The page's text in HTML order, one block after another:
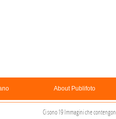
About Publifoto
Ci sono 19 Immagini che